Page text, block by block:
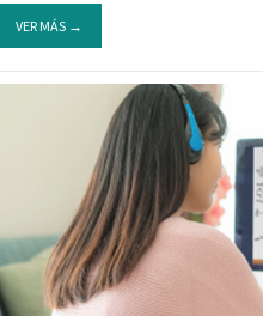
VER MÁS →